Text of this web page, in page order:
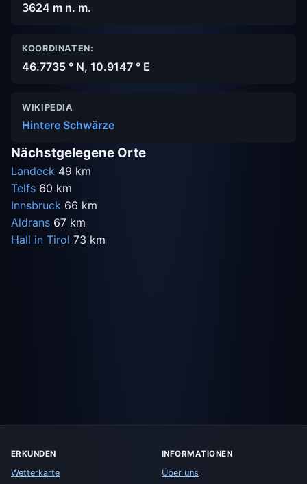
3624 m n. m.
KOORDINATEN:
46.7735 ° N, 10.9147 ° E
WIKIPEDIA
Hintere Schwärze
Nächstgelegene Orte
Landeck 49 km
Telfs 60 km
Innsbruck 66 km
Aldrans 67 km
Hall in Tirol 73 km
ERKUNDEN
Wetterkarte
INFORMATIONEN
Über uns